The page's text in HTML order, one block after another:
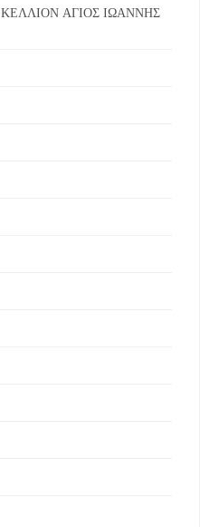
ΑΓΙΟΣ ΙΩΑΝΝΗΣ